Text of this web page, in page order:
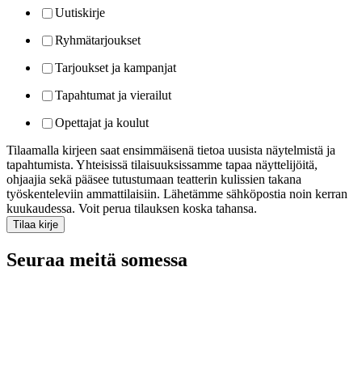
Uutiskirje
Ryhmätarjoukset
Tarjoukset ja kampanjat
Tapahtumat ja vierailut
Opettajat ja koulut
Tilaamalla kirjeen saat ensimmäisenä tietoa uusista näytelmistä ja
tapahtumista. Yhteisissä tilaisuuksissamme tapaa näyttelijöitä,
ohjaajia sekä pääsee tutustumaan teatterin kulissien takana
työskenteleviin ammattilaisiin. Lähetämme sähköpostia noin kerran
kuukaudessa. Voit perua tilauksen koska tahansa.
Seuraa meitä somessa